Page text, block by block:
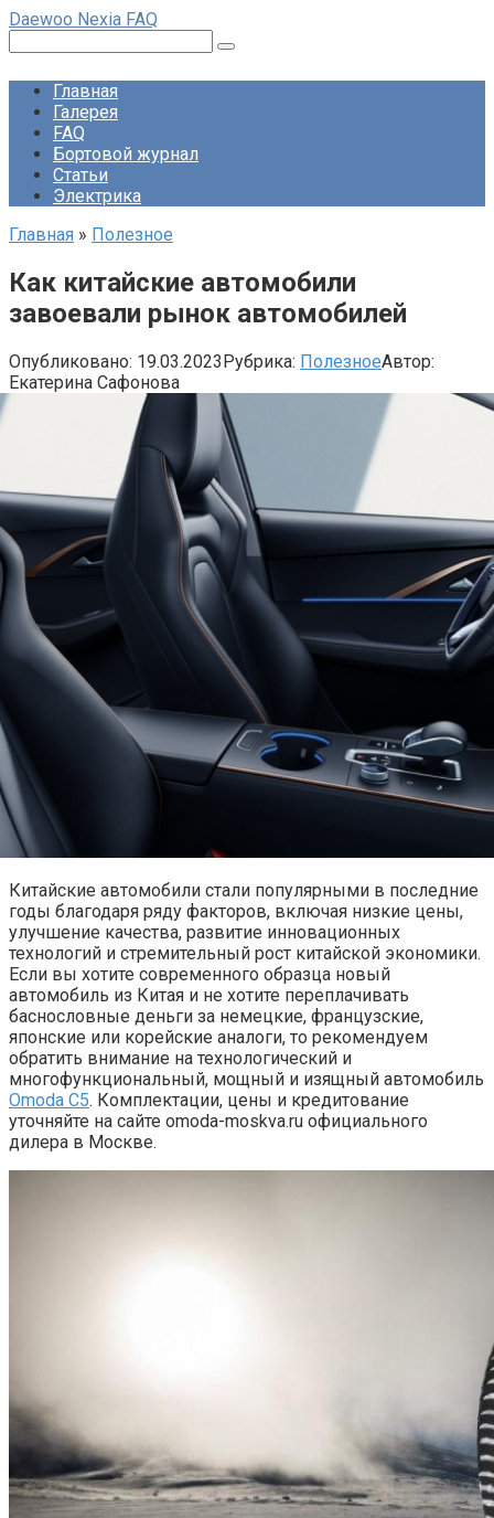
Перейти
контенту
Daewoo Nexia FAQ
Главная
Галерея
FAQ
Бортовой журнал
Статьи
Электрика
Главная » Полезное
Как китайские автомобили
завоевали рынок автомобилей
Опубликовано: 19.03.2023Рубрика: ПолезноеАвтор:
Екатерина Сафонова
Китайские автомобили стали популярными в последние
годы благодаря ряду факторов, включая низкие цены,
улучшение качества, развитие инновационных
технологий и стремительный рост китайской экономики.
Если вы хотите современного образца новый
автомобиль из Китая и не хотите переплачивать
баснословные деньги за немецкие, французские,
японские или корейские аналоги, то рекомендуем
обратить внимание на технологический и
многофункциональный, мощный и изящный автомобиль
Omoda C5. Комплектации, цены и кредитование
уточняйте на сайте omoda-moskva.ru официального
дилера в Москве.